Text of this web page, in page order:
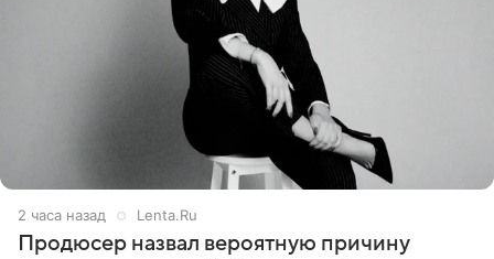
2 часа назад Lenta.Ru
Продюсер назвал вероятную причину